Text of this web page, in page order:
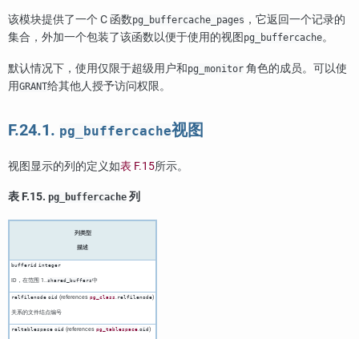
该模块提供了一个 C 函数pg_buffercache_pages ，它返回一个记录的
集合，外加一个包装了该函数以便于使用的视图 pg_buffercache。
默认情况下，使用仅限于超级用户和pg_monitor 角色的成员。可以使
用GRANT给其他人授予访问权限。
F.24.1. pg_buffercache视图
视图显示的列的定义如表 F.15所示。
表 F.15. pg_buffercache 列
列类型
描述
bufferid integer
ID，在范围 1.. shared_buffers中
relfilenode oid (references pg_class.relfilenode)
关系的文件结点编号
reltablespace oid (references pg_tablespace.oid)